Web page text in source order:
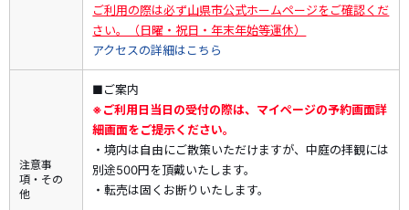
の適用を終了する場合がございます。予めご了承ください。
・割引クーポンの詳細・ご利用方法はこちら
--------------------------------------------------------
新幹線コラボの涼やかな特別デザインの御朱印を授与いたしま
す。（※東光寺とJR東海が独自に製作した御朱印です。）
お部屋に飾っても馴染む暖かなデザインで、普段御朱印集めを
されていないという方にもおすすめです。
◎東光寺について・・・
500年以上の歴史を誇る岐阜県山県市の禅寺です。
ご利用の際は必ず山県市公式ホームページをご確認くだ
さい。（日曜・祝日・年末年始等運休）
アクセスの詳細はこちら
注意事
項・その
他
■ご案内
※ご利用日当日の受付の際は、マイページの予約画面詳
細画面をご提示ください。
・境内は自由にご散策いただけますが、中庭の拝観には
別途500円を頂戴いたします。
・転売は固くお断りいたします。